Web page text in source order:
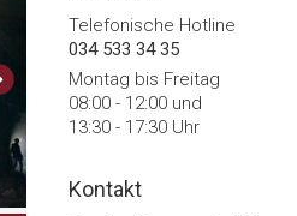
Telefonische Hotline
034 533 34 35
Montag bis Freitag
08:00 - 12:00 und
13:30 - 17:30 Uhr
Kontakt